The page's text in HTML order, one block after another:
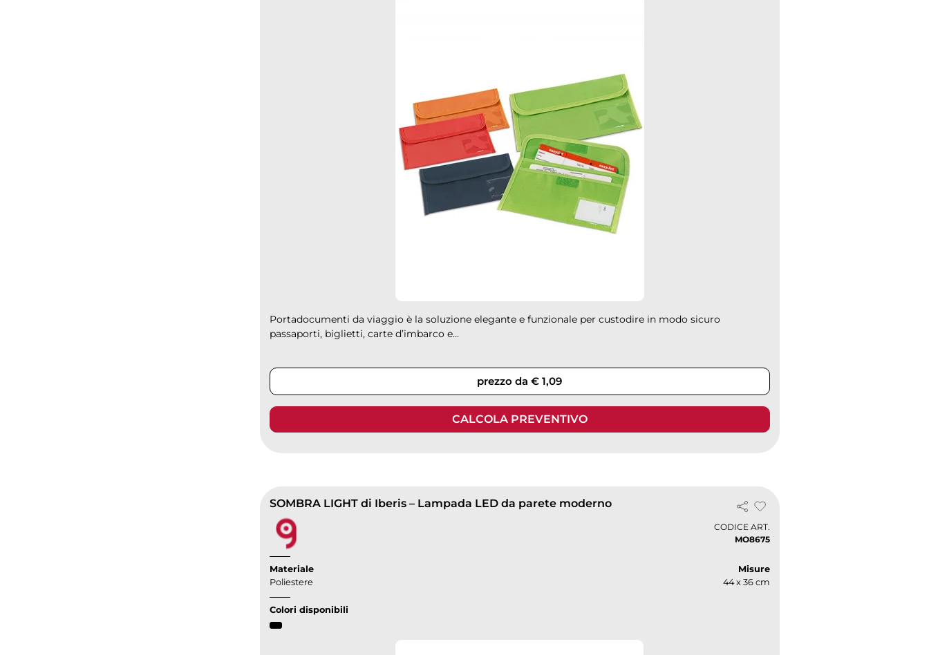
Portadocumenti da viaggio è la soluzione elegante e funzionale per custodire in modo sicuro
passaporti, biglietti, carte d’imbarco e...
prezzo da € 1,09
CALCOLA PREVENTIVO
SOMBRA LIGHT di Iberis – Lampada LED da parete moderno
CODICE ART.
MO8675
Materiale
Poliestere
Misure
44 x 36 cm
Colori disponibili